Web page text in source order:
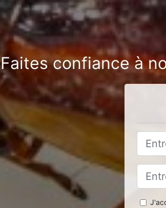
Faites confiance à